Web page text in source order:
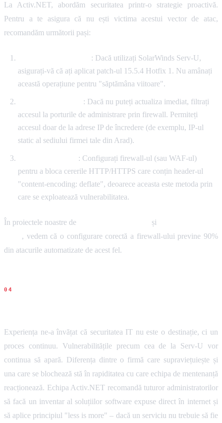
La Activ.NET, abordăm securitatea printr-o strategie proactivă.
Pentru a te asigura că nu ești victima acestui vector de atac,
recomandăm următorii pași:
: Dacă utilizați SolarWinds Serv-U,
asigurați-vă că ați aplicat patch-ul 15.5.4 Hotfix 1. Nu amânați
această operațiune pentru "săptămâna viitoare".
: Dacă nu puteți actualiza imediat, filtrați
accesul la porturile de administrare prin firewall. Permiteți
accesul doar de la adrese IP de încredere (de exemplu, IP-ul
static al sediului firmei tale din Arad).
: Configurați firewall-ul (sau WAF-ul)
pentru a bloca cererile HTTP/HTTPS care conțin header-ul
"content-encoding: deflate", deoarece aceasta este metoda prin
care se exploatează vulnerabilitatea.
În proiectele noastre de și
, vedem că o configurare corectă a firewall-ului previne 90%
din atacurile automatizate de acest fel.
Experiența ne-a învățat că securitatea IT nu este o destinație, ci un
proces continuu. Vulnerabilitățile precum cea de la Serv-U vor
continua să apară. Diferența dintre o firmă care supraviețuiește și
una care se blochează stă în rapiditatea cu care echipa de mentenanță
reacționează. Echipa Activ.NET recomandă tuturor administratorilor
să facă un inventar al soluțiilor software expuse direct în internet și
să aplice principiul "less is more" – dacă un serviciu nu trebuie să fie